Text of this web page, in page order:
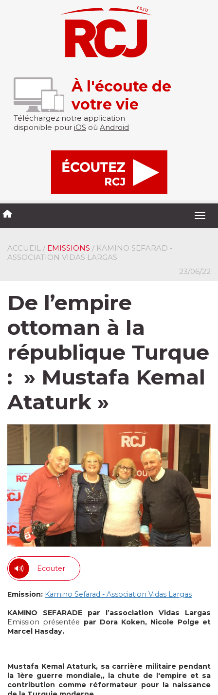
À l'écoute de
votre vie
Téléchargez notre application
disponible pour iOS où Android
ACCUEIL / EMISSIONS / KAMINO SEFARAD -
ASSOCIATION VIDAS LARGAS
23/06/22
De l’empire
ottoman à la
république Turque
: » Mustafa Kemal
Ataturk »
Ecouter
Emission: Kamino Sefarad - Association Vidas Largas
KAMINO SEFARADE par l’association Vidas Largas
Emission présentée par Dora Koken, Nicole Polge et
Marcel Hasday.
Mustafa Kemal Ataturk, sa carrière militaire pendant
la 1ère guerre mondiale,, la chute de l'empire et sa
contribution comme réformateur pour la naissance